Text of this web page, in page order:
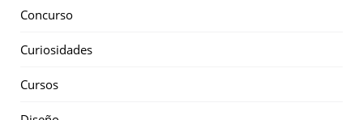
Concurso
Curiosidades
Cursos